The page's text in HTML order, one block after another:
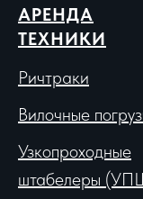
АРЕНДА
ТЕХНИКИ
Ричтраки
Вилочные
Узкопроходные
штабелеры